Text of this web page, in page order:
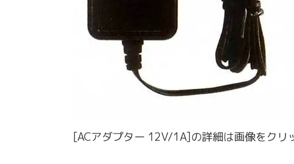
[ACアダプター 12V/1A]の詳細は画像をクリ